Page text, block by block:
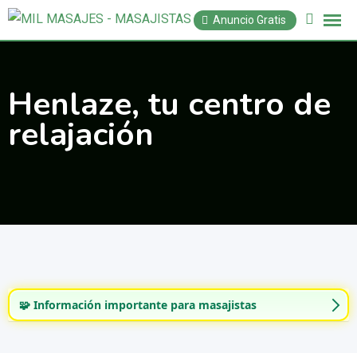
Saltar
Anuncio Gratis
Henlaze, tu centro de
relajación
🧩 Información importante para masajistas